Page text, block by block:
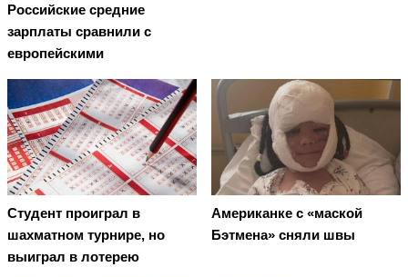
Российские средние
зарплаты сравнили с
европейскими
Студент проиграл в
шахматном турнире, но
выиграл в лотерею
Американке с «маской
Бэтмена» сняли швы